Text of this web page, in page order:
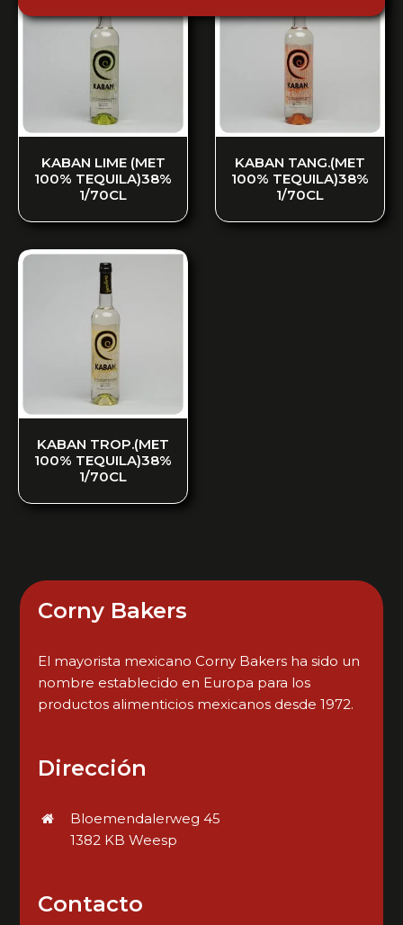
KABAN LIME (MET
100% TEQUILA)38%
1/70CL
KABAN TANG.(MET
100% TEQUILA)38%
1/70CL
KABAN TROP.(MET
100% TEQUILA)38%
1/70CL
Corny Bakers
El mayorista mexicano Corny Bakers ha sido un
nombre establecido en Europa para los
productos alimenticios mexicanos desde 1972.
Dirección
Bloemendalerweg 45
1382 KB Weesp
Contacto